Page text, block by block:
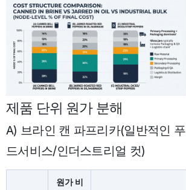
제품 단위 원가 분해
A) 브라인 캔 파프리카(일반적인 푸
드서비스/인더스트리얼 컷)
원가 비